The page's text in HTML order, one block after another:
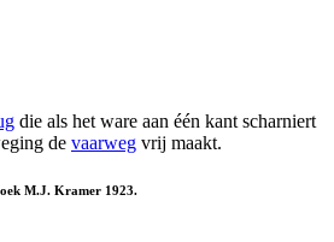
die als het ware aan één kant scharniert
de vaarweg vrij maakt.
M.J. Kramer 1923.